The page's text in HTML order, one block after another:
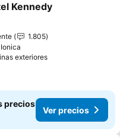
a favoritos
Kennedy
1.805
exteriores
precios
Ver precios